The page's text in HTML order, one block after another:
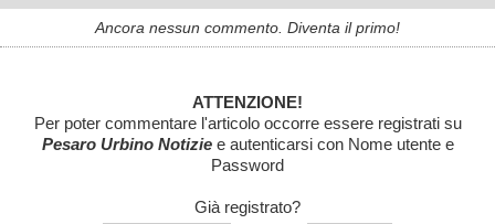
Ancora nessun commento. Diventa il primo!
ATTENZIONE!
Per poter commentare l'articolo occorre essere registrati su
Pesaro Urbino Notiziee autenticarsi con Nome utente e
Password
Già registrato?